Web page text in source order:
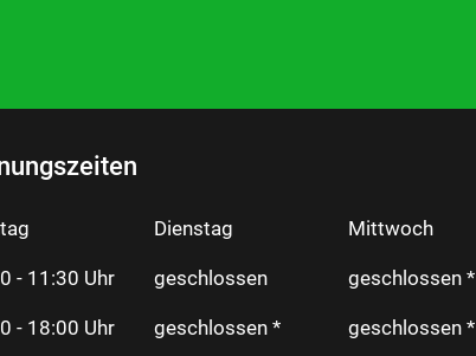
- 11:30 Uhr
- 18:00 Uhr
Dienstag
geschlossen
geschlossen *
Mittwoch
geschlossen *
geschlossen *